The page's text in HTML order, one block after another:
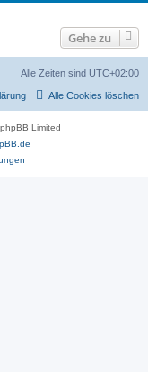
Gehe zu
Alle Zeiten sind UTC+02:00
Alle Cookies löschen
Limited